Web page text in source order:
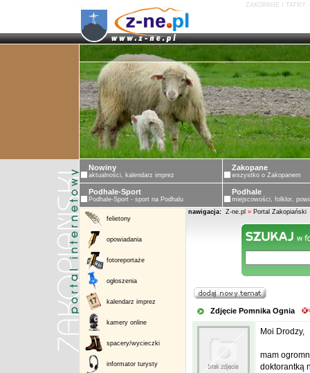
ZAKOPANE I TATRY
Nowiny
aktualności, kalendarz imprez
Zakopane
wszystko o Zakopanem
Podhale-Sport
Podhale-Sport - sport na Podhalu
Podhale
miejscowości, folklor,
felietony
opowiadania
fotoreportaże
ogłoszenia
kalendarz imprez
kamery online
spacery/wycieczki
informator turysty
nawigacja: Z-ne.pl » Portal Zakopiański
Zdjęcie Pomnika Ognia
Moi Drodzy,
mam
doktorantką